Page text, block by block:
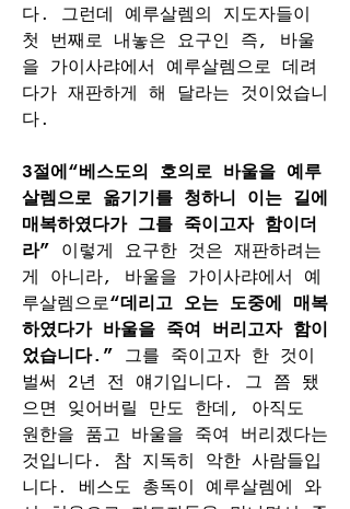
다. 그런데 예루살렘의 지도자들이
첫 번째로 내놓은 요구인 즉, 바울
을 가이사랴에서 예루살렘으로 데려
다가 재판하게 해 달라는 것이었습니
다.
3절에“베스도의 호의로 바울을 예루
살렘으로 옮기기를 청하니 이는 길에
매복하였다가 그를 죽이고자 함이더
라” 이렇게 요구한 것은 재판하려는
게 아니라, 바울을 가이사랴에서 예
루살렘으로“데리고 오는 도중에 매복
하였다가 바울을 죽여 버리고자 함이
었습니다.” 그를 죽이고자 한 것이
벌써 2년 전 얘기입니다. 그 쯤 됐
으면 잊어버릴 만도 한데, 아직도
원한을 품고 바울을 죽여 버리겠다는
것입니다. 참 지독히 악한 사람들입
니다. 베스도 총독이 예루살렘에 와